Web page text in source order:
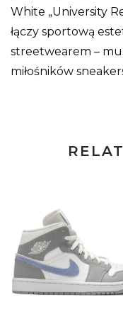
White „University
łączy sportową
streetwearem –
miłośników